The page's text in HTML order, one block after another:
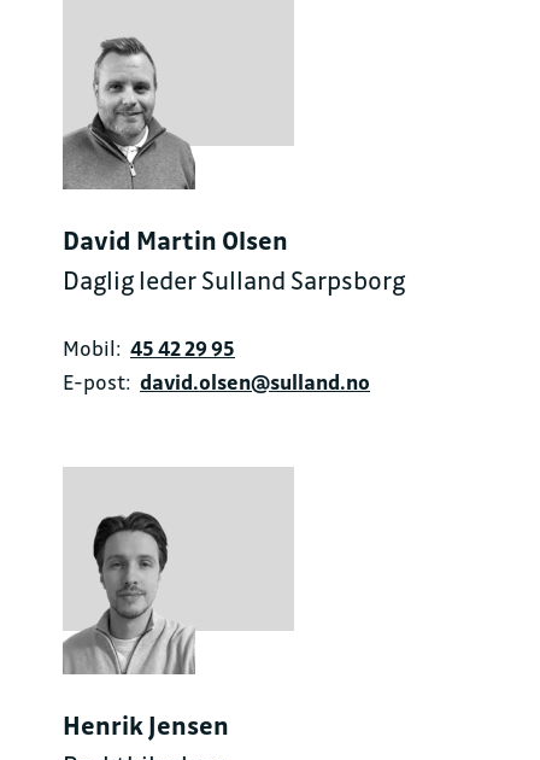
David Martin Olsen
Daglig leder Sulland Sarpsborg
Mobil: 45 42 29 95
E-post: david.olsen@sulland.no
Henrik Jensen